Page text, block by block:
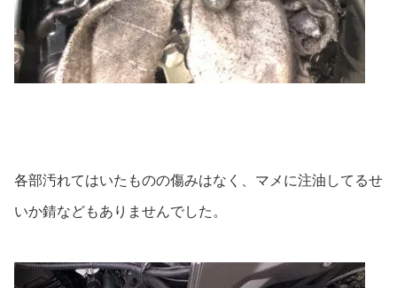
各部汚れてはいたものの傷みはなく、マメに注油してるせ
いか錆などもありませんでした。